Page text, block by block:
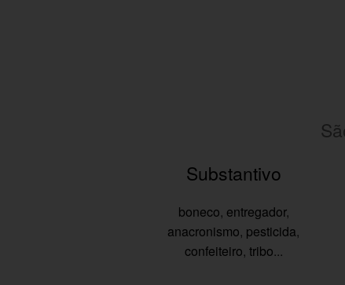
Substantivo
boneco, entregador,
anacronismo, pesticida,
confeiteiro, tribo...